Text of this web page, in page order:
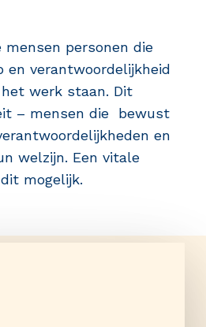
mensen personen die
en verantwoordelijkheid
werk staan. Dit
– mensen die bewust
en
welzijn. Een vitale
mogelijk.